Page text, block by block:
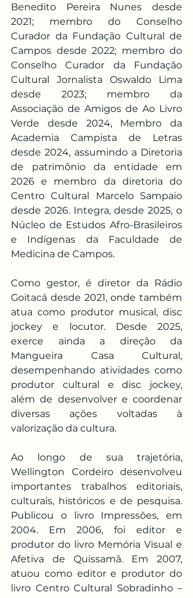
Benedito Pereira Nunes desde
2021; membro do Conselho
Curador da Fundação Cultural de
Campos desde 2022; membro do
Conselho Curador da Fundação
Cultural Jornalista Oswaldo Lima
desde 2023; membro da
Associação de Amigos de Ao Livro
Verde desde 2024, Membro da
Academia Campista de Letras
desde 2024, assumindo a Diretoria
de patrimônio da entidade em
2026 e membro da diretoria do
Centro Cultural Marcelo Sampaio
desde 2026. Integra, desde 2025, o
Núcleo de Estudos Afro-Brasileiros
e Indígenas da Faculdade de
Medicina de Campos.
Como gestor, é diretor da Rádio
Goitacá desde 2021, onde também
atua como produtor musical, disc
jockey e locutor. Desde 2025,
exerce ainda a direção da
Mangueira Casa Cultural,
desempenhando atividades como
produtor cultural e disc jockey,
além de desenvolver e coordenar
diversas ações voltadas à
valorização da cultura.
Ao longo de sua trajetória,
Wellington Cordeiro desenvolveu
importantes trabalhos editoriais,
culturais, históricos e de pesquisa.
Publicou o livro Impressões, em
2004. Em 2006, foi editor e
produtor do livro Memória Visual e
Afetiva de Quissamã. Em 2007,
atuou como editor e produtor do
livro Centro Cultural Sobradinho –